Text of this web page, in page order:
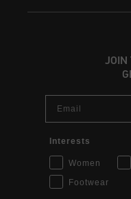
JOIN
Interests
Women
Footwear